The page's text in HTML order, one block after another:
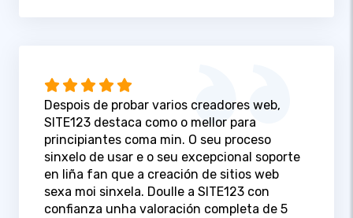
Despois de probar varios creadores web,
SITE123 destaca como o mellor para
principiantes coma min. O seu proceso
sinxelo de usar e o seu excepcional soporte
en liña fan que a creación de sitios web
sexa moi sinxela. Doulle a SITE123 con
confianza unha valoración completa de 5